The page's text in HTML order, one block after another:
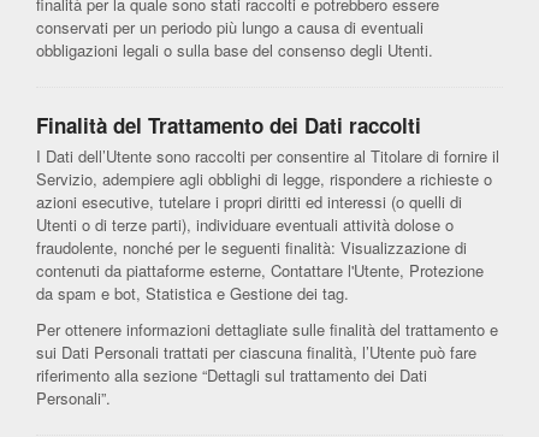
conservati per un periodo più lungo a causa di eventuali
obbligazioni legali o sulla base del consenso degli Utenti.
Finalità del Trattamento dei Dati raccolti
I Dati dell’Utente sono raccolti per consentire al Titolare di fornire il
Servizio, adempiere agli obblighi di legge, rispondere a richieste o
azioni esecutive, tutelare i propri diritti ed interessi (o quelli di
Utenti o di terze parti), individuare eventuali attività dolose o
fraudolente, nonché per le seguenti finalità: Visualizzazione di
contenuti da piattaforme esterne, Contattare l'Utente, Protezione
da spam e bot, Statistica e Gestione dei tag.
Per ottenere informazioni dettagliate sulle finalità del trattamento e
sui Dati Personali trattati per ciascuna finalità, l’Utente può fare
riferimento alla sezione “Dettagli sul trattamento dei Dati
Personali”.